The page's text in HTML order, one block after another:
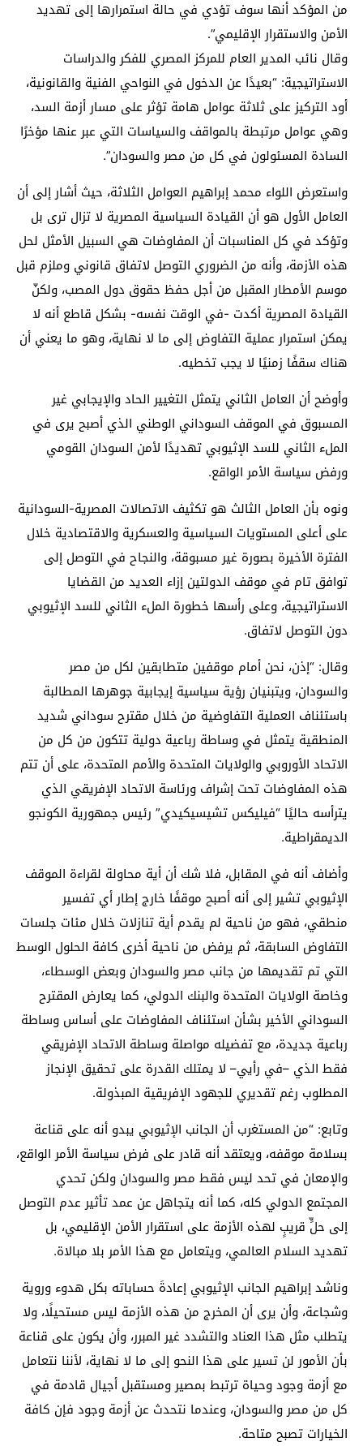
من المؤكد أنها سوف تؤدي في حالة استمرارها إلى تهديد
الأمن والاستقرار الإقليمي”.
وقال نائب المدير العام للمركز المصري للفكر والدراسات
الاستراتيجية: “بعيدًا عن الدخول في النواحي الفنية والقانونية،
أود التركيز على ثلاثة عوامل هامة تؤثر على مسار أزمة السد،
وهي عوامل مرتبطة بالمواقف والسياسات التي عبر عنها مؤخرًا
السادة المسئولون في كل من مصر والسودان”.
واستعرض اللواء محمد إبراهيم العوامل الثلاثة، حيث أشار إلى أن
العامل الأول هو أن القيادة السياسية المصرية لا تزال ترى بل
وتؤكد في كل المناسبات أن المفاوضات هي السبيل الأمثل لحل
هذه الأزمة، وأنه من الضروري التوصل لاتفاق قانوني وملزم قبل
موسم الأمطار المقبل من أجل حفظ حقوق دول المصب، ولكنّ
القيادة المصرية أكدت -في الوقت نفسه- بشكل قاطع أنه لا
يمكن استمرار عملية التفاوض إلى ما لا نهاية، وهو ما يعني أن
هناك سقفًا زمنيًا لا يجب تخطيه.
وأوضح أن العامل الثاني يتمثل التغيير الحاد والإيجابي غير
المسبوق في الموقف السوداني الوطني الذي أصبح يرى في
الملء الثاني للسد الإثيوبي تهديدًا لأمن السودان القومي
ورفض سياسة الأمر الواقع.
ونوه بأن العامل الثالث هو تكثيف الاتصالات المصرية-السودانية
على أعلى المستويات السياسية والعسكرية والاقتصادية خلال
الفترة الأخيرة بصورة غير مسبوقة، والنجاح في التوصل إلى
توافق تام في موقف الدولتين إزاء العديد من القضايا
الاستراتيجية، وعلى رأسها خطورة الملء الثاني للسد الإثيوبي
دون التوصل لاتفاق.
وقال: “إذن، نحن أمام موقفين متطابقين لكل من مصر
والسودان، ويتبنيان رؤية سياسية إيجابية جوهرها المطالبة
باستئناف العملية التفاوضية من خلال مقترح سوداني شديد
المنطقية يتمثل في وساطة رباعية دولية تتكون من كل من
الاتحاد الأوروبي والولايات المتحدة والأمم المتحدة، على أن تتم
هذه المفاوضات تحت إشراف ورئاسة الاتحاد الإفريقي الذي
يترأسه حاليًا “فيليكس تشيسيكيدي” رئيس جمهورية الكونجو
الديمقراطية.
وأضاف أنه في المقابل، فلا شك أن أية محاولة لقراءة الموقف
الإثيوبي تشير إلى أنه أصبح موقفًا خارج إطار أي تفسير
منطقي، فهو من ناحية لم يقدم أية تنازلات خلال مئات جلسات
التفاوض السابقة، ثم يرفض من ناحية أخرى كافة الحلول الوسط
التي تم تقديمها من جانب مصر والسودان وبعض الوسطاء،
وخاصة الولايات المتحدة والبنك الدولي، كما يعارض المقترح
السوداني الأخير بشأن استئناف المفاوضات على أساس وساطة
رباعية جديدة، مع تفضيله مواصلة وساطة الاتحاد الإفريقي
فقط الذي –في رأيي– لا يمتلك القدرة على تحقيق الإنجاز
المطلوب رغم تقديري للجهود الإفريقية المبذولة.
وتابع: “من المستغرب أن الجانب الإثيوبي يبدو أنه على قناعة
بسلامة موقفه، ويعتقد أنه قادر على فرض سياسة الأمر الواقع،
والإمعان في تحد ليس فقط مصر والسودان ولكن تحدي
المجتمع الدولي كله، كما أنه يتجاهل عن عمد تأثير عدم التوصل
إلى حلٍّ قريبٍ لهذه الأزمة على استقرار الأمن الإقليمي، بل
تهديد السلام العالمي، ويتعامل مع هذا الأمر بلا مبالاة.
وناشد إبراهيم الجانب الإثيوبي إعادةَ حساباته بكل هدوء وروية
وشجاعة، وأن يرى أن المخرج من هذه الأزمة ليس مستحيلًا، ولا
يتطلب مثل هذا العناد والتشدد غير المبرر، وأن يكون على قناعة
بأن الأمور لن تسير على هذا النحو إلى ما لا نهاية، لأننا نتعامل
مع أزمة وجود وحياة ترتبط بمصير ومستقبل أجيال قادمة في
كل من مصر والسودان، وعندما نتحدث عن أزمة وجود فإن كافة
الخيارات تصبح متاحة.